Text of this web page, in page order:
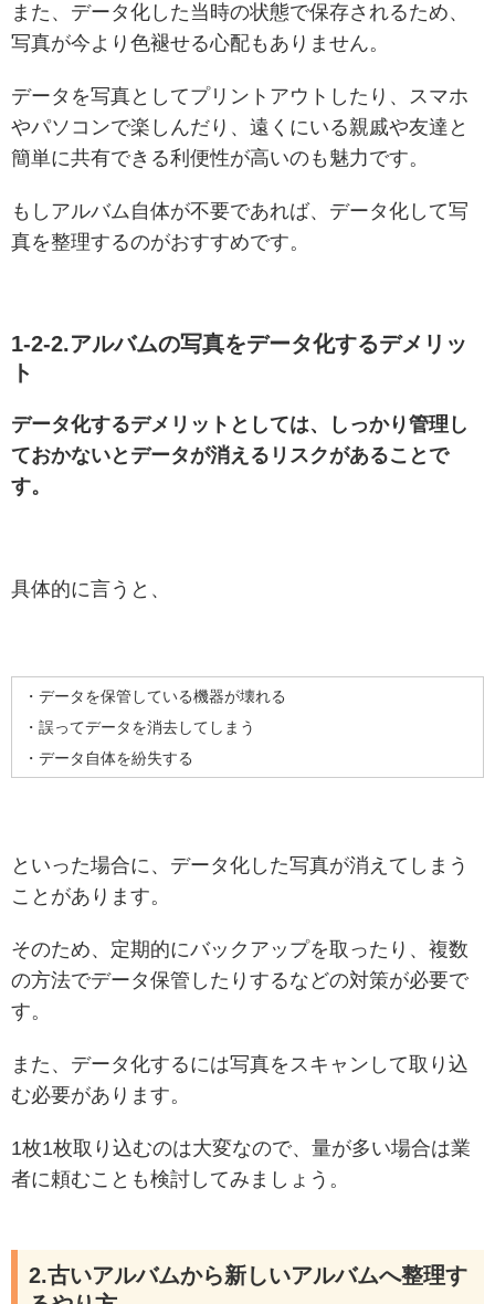
また、データ化した当時の状態で保存されるため、
写真が今より色褪せる心配もありません。
データを写真としてプリントアウトしたり、スマホ
やパソコンで楽しんだり、遠くにいる親戚や友達と
簡単に共有できる利便性が高いのも魅力です。
もしアルバム自体が不要であれば、データ化して写
真を整理するのがおすすめです。
1-2-2.アルバムの写真をデータ化するデメリッ
ト
データ化するデメリットとしては、しっかり管理し
ておかないとデータが消えるリスクがあることで
す。
具体的に言うと、
・データを保管している機器が壊れる
・誤ってデータを消去してしまう
・データ自体を紛失する
といった場合に、データ化した写真が消えてしまう
ことがあります。
そのため、定期的にバックアップを取ったり、複数
の方法でデータ保管したりするなどの対策が必要で
す。
また、データ化するには写真をスキャンして取り込
む必要があります。
1枚1枚取り込むのは大変なので、量が多い場合は業
者に頼むことも検討してみましょう。
2.古いアルバムから新しいアルバムへ整理す